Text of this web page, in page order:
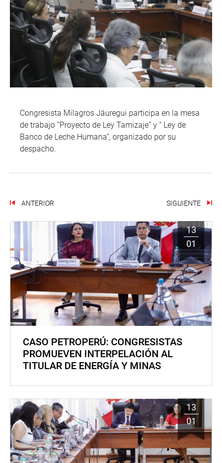
Congresista Milagros Jáuregui participa en la mesa
de trabajo “Proyecto de Ley Tamizaje” y “ Ley de
Banco de Leche Humana”, organizado por su
despacho.
ANTERIOR SIGUIENTE
13
01
CASO PETROPERÚ: CONGRESISTAS
PROMUEVEN INTERPELACIÓN AL
TITULAR DE ENERGÍA Y MINAS
13
01